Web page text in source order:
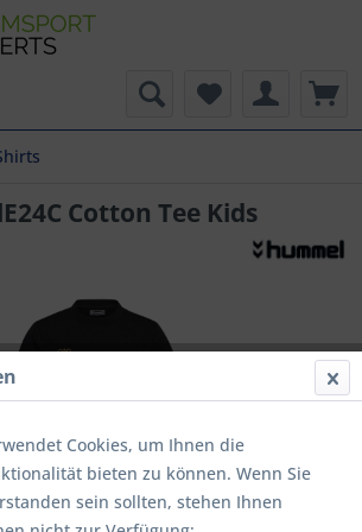
Cotton Tee Kids
Cookies, um Ihnen die
bieten zu können. Wenn Sie
sein sollten, stehen Ihnen